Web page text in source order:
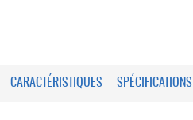
CARACTÉRISTIQUES SPÉCIFICATIONS